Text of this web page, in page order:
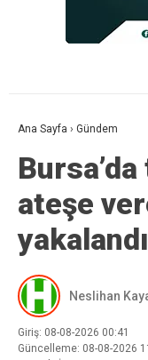
Ana Sayfa › Gündem
ateşe
yakalandı
Neslihan
Giriş: 08-08-2026 00:41
Güncelleme: 08-08-2026